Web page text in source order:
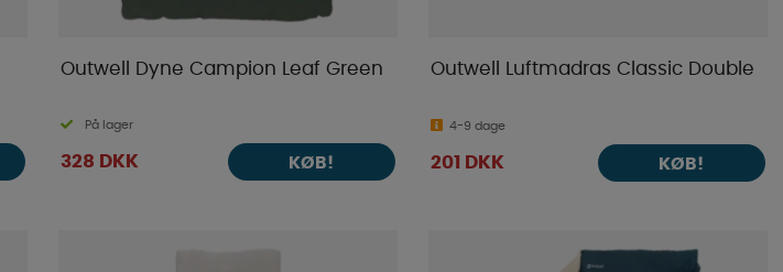
Outwell Dyne Campion Leaf Green
På lager
328 DKK KØB!
Outwell Luftmadras Classic Double
4-9 dage
201 DKK KØB!